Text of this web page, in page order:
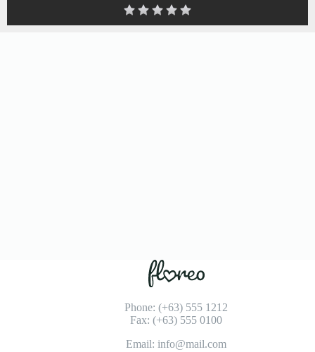
Phone: (+63) 555 1212
Fax: (+63) 555 0100
Email: info@mail.com